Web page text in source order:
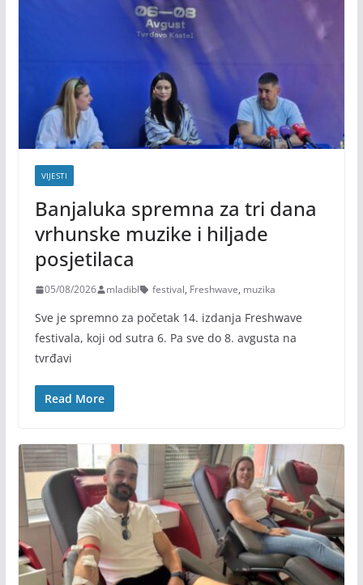
VIJESTI
Banjaluka spremna za tri dana
vrhunske muzike i hiljade
posjetilaca
05/08/2026 mladibl festival, Freshwave, muzika
Sve je spremno za početak 14. izdanja Freshwave
festivala, koji od sutra 6. Pa sve do 8. avgusta na
tvrđavi
Read More